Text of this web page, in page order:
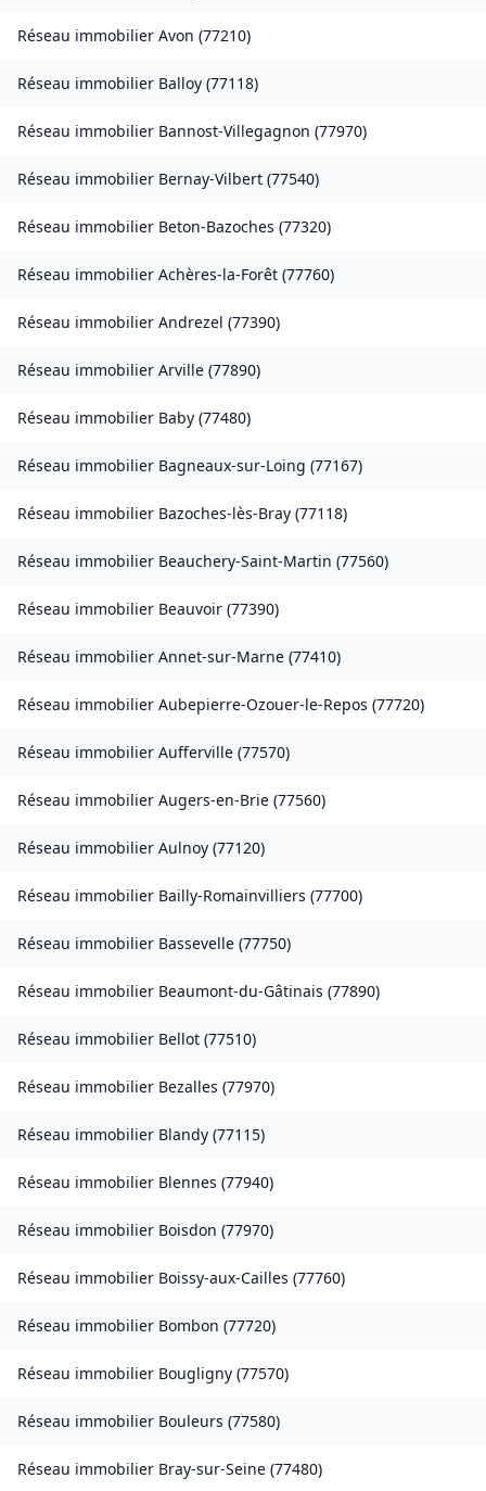
Réseau immobilier Avon (77210)
Réseau immobilier Balloy (77118)
Réseau immobilier Bannost-Villegagnon (77970)
Réseau immobilier Bernay-Vilbert (77540)
Réseau immobilier Beton-Bazoches (77320)
Réseau immobilier Achères-la-Forêt (77760)
Réseau immobilier Andrezel (77390)
Réseau immobilier Arville (77890)
Réseau immobilier Baby (77480)
Réseau immobilier Bagneaux-sur-Loing (77167)
Réseau immobilier Bazoches-lès-Bray (77118)
Réseau immobilier Beauchery-Saint-Martin (77560)
Réseau immobilier Beauvoir (77390)
Réseau immobilier Annet-sur-Marne (77410)
Réseau immobilier Aubepierre-Ozouer-le-Repos (77720)
Réseau immobilier Aufferville (77570)
Réseau immobilier Augers-en-Brie (77560)
Réseau immobilier Aulnoy (77120)
Réseau immobilier Bailly-Romainvilliers (77700)
Réseau immobilier Bassevelle (77750)
Réseau immobilier Beaumont-du-Gâtinais (77890)
Réseau immobilier Bellot (77510)
Réseau immobilier Bezalles (77970)
Réseau immobilier Blandy (77115)
Réseau immobilier Blennes (77940)
Réseau immobilier Boisdon (77970)
Réseau immobilier Boissy-aux-Cailles (77760)
Réseau immobilier Bombon (77720)
Réseau immobilier Bougligny (77570)
Réseau immobilier Bouleurs (77580)
Réseau immobilier Bray-sur-Seine (77480)